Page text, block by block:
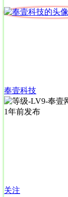
奉壹科技
1年前发布
关注